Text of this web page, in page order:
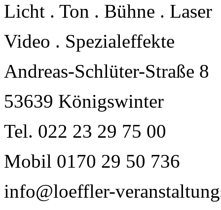
Licht . Ton . Bühne . Laser
Video . Spezialeffekte
Andreas-Schlüter-Straße 8
53639 Königswinter
Tel. 022 23 29 75 00
Mobil 0170 29 50 736
info@loeffler-